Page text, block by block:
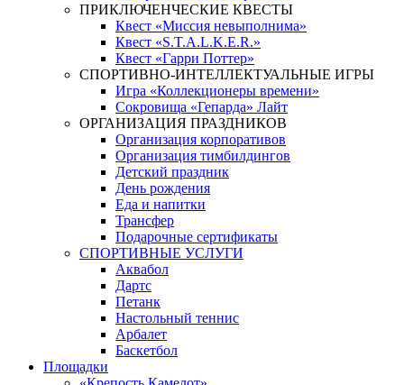
ПРИКЛЮЧЕНЧЕСКИЕ КВЕСТЫ
Квест «Миссия невыполнима»
Квест «S.T.A.L.K.E.R.»
Квест «Гарри Поттер»
СПОРТИВНО-ИНТЕЛЛЕКТУАЛЬНЫЕ ИГРЫ
Игра «Коллекционеры времени»
Сокровища «Гепарда» Лайт
ОРГАНИЗАЦИЯ ПРАЗДНИКОВ
Организация корпоративов
Организация тимбилдингов
Детский праздник
День рождения
Еда и напитки
Трансфер
Подарочные сертификаты
СПОРТИВНЫЕ УСЛУГИ
Аквабол
Дартс
Петанк
Настольный теннис
Арбалет
Баскетбол
Площадки